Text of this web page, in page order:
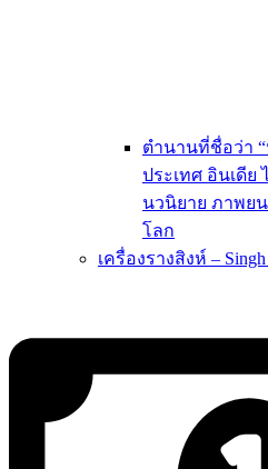
ตำนานที่ชื่อว่า “
ประเทศ อินเดีย
นวนิยาย ภาพย
โลก
เครื่องรางสิงห์ –